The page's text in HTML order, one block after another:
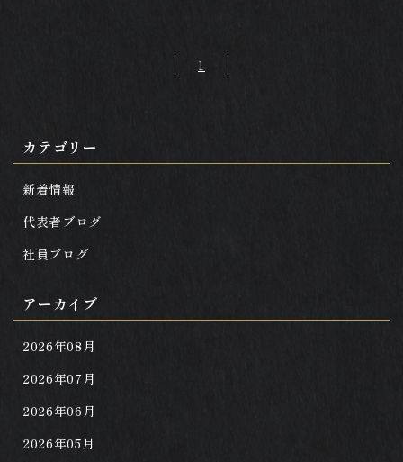
1
カテゴリー
新着情報
代表者ブログ
社員ブログ
アーカイブ
2026年08月
2026年07月
2026年06月
2026年05月